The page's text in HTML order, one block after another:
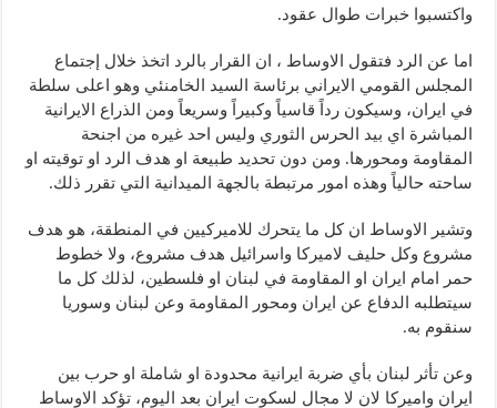
واكتسبوا خبرات طوال عقود.
اما عن الرد فتقول الاوساط ، ان القرار بالرد اتخذ خلال إجتماع
المجلس القومي الايراني برئاسة السيد الخامنئي وهو اعلى سلطة
في ايران، وسيكون رداً قاسياً وكبيراً وسريعاً ومن الذراع الايرانية
المباشرة اي بيد الحرس الثوري وليس احد غيره من اجنحة
المقاومة ومحورها. ومن دون تحديد طبيعة او هدف الرد او توقيته او
ساحته حالياً وهذه امور مرتبطة بالجهة الميدانية التي تقرر ذلك.
وتشير الاوساط ان كل ما يتحرك للاميركيين في المنطقة، هو هدف
مشروع وكل حليف لاميركا واسرائيل هدف مشروع، ولا خطوط
حمر امام ايران او المقاومة في لبنان او فلسطين، لذلك كل ما
سيتطلبه الدفاع عن ايران ومحور المقاومة وعن لبنان وسوريا
سنقوم به.
وعن تأثر لبنان بأي ضربة ايرانية محدودة او شاملة او حرب بين
ايران واميركا لان لا مجال لسكوت ايران بعد اليوم، تؤكد الاوساط